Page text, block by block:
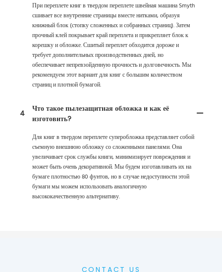
При переплете книг в твердом переплете швейная машина Smyth
сшивает все внутренние страницы вместе нитками, образуя
книжный блок (стопку сложенных и собранных страниц). Затем
прочный клей покрывает край переплета и прикрепляет блок к
корешку и обложке. Сшитый переплет обходится дороже и
требует дополнительных производственных дней, но
обеспечивает непревзойденную прочность и долговечность. Мы
рекомендуем этот вариант для книг с большим количеством
страниц и плотной бумагой.
4
Что такое пылезащитная обложка и как её
изготовить?
Для книг в твердом переплете суперобложка представляет собой
съемную внешнюю обложку со сложенными панелями. Она
увеличивает срок службы книги, минимизирует повреждения и
может быть очень декоративной. Мы будем изготавливать их на
бумаге плотностью 80 фунтов, но в случае недоступности этой
бумаги мы можем использовать аналогичную
высококачественную альтернативу.
CONTACT US